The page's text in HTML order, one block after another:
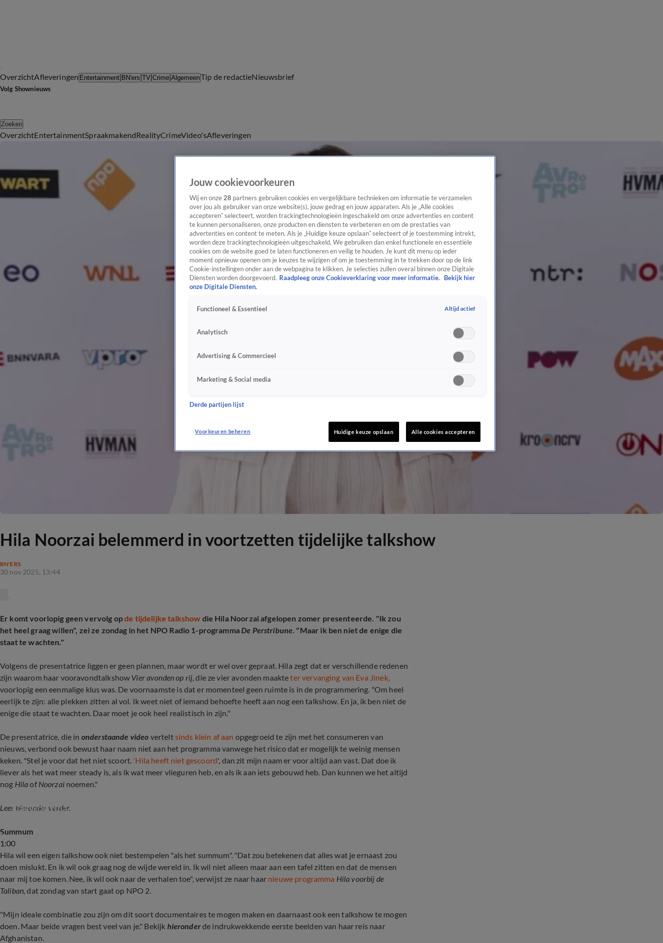
OverzichtAfleveringen Entertainment BN'ers TV Crime AlgemeenTip de redactieNieuwsbrief
Volg Shownieuws
Zoeken
OverzichtEntertainmentSpraakmakendRealityCrimeVideo'sAfleveringen
Hila Noorzai belemmerd in voortzetten tijdelijke talkshow
BN'ERS
30 nov 2025, 13:44
Er komt voorlopig geen vervolg opde tijdelijke talkshow die Hila Noorzai afgelopen zomer presenteerde. "Ik zou
het heel graag willen", zei ze zondag in het NPO Radio 1-programmaDe Perstribune. "Maar ik ben niet de enige die
staat te wachten."
Volgens de presentatrice liggen er geen plannen, maar wordt er wel over gepraat. Hila zegt dat er verschillende redenen
zijn waarom haar vooravondtalkshow Vier avonden op rij, die ze vier avonden maakteter vervanging van Eva Jinek,
voorlopig een eenmalige klus was. De voornaamste is dat er momenteel geen ruimte is in de programmering. "Om heel
eerlijk te zijn: alle plekken zitten al vol. Ik weet niet of iemand behoefte heeft aan nog een talkshow. En ja, ik ben niet de
enige die staat te wachten. Daar moet je ook heel realistisch in zijn."
De presentatrice, die in onderstaande video verteltsinds klein af aan opgegroeid te zijn met het consumeren van
nieuws, verbond ook bewust haar naam niet aan het programma vanwege het risico dat er mogelijk te weinig mensen
keken. "Stel je voor dat het niet scoort. 'Hila heeft niet gescoord', dan zit mijn naam er voor altijd aan vast. Dat doe ik
liever als het wat meer steady is, als ik wat meer vlieguren heb, en als ik aan iets gebouwd heb. Dan kunnen we het altijd
nog Hilaof Noorzai noemen."
Lees hieronder verder.
1:00
Dagvlog Hila Noorzai met carrière-verhaal
Summum
Hila wil een eigen talkshow ook niet bestempelen "als het summum". "Dat zou betekenen dat alles wat je ernaast zou
doen mislukt. En ik wil ook graag nog de wijde wereld in. Ik wil niet alleen maar aan een tafel zitten en dat de mensen
naar mij toe komen. Nee, ik wil ook naar de verhalen toe", verwijst ze naar haar nieuwe programma Hila voorbij de
Taliban, dat zondag van start gaat op NPO 2.
"Mijn ideale combinatie zou zijn om dit soort documentaires te mogen maken en daarnaast ook een talkshow te mogen
doen. Maar beide vragen best veel van je." Bekijk hieronderde indrukwekkende eerste beelden van haar reis naar
Afghanistan.
Jouw cookievoorkeuren
Wij en onze 28 partners gebruiken cookies en vergelijkbare technieken om informatie te verzamelen
over jou als gebruiker van onze website(s), jouw gedrag en jouw apparaten. Als je „Alle cookies
accepteren” selecteert, worden trackingtechnologieën ingeschakeld om onze advertenties en content
te kunnen personaliseren, onze producten en diensten te verbeteren en om de prestaties van
advertenties en content te meten. Als je „Huidige keuze opslaan” selecteert of je toestemming intrekt,
worden deze trackingtechnologieën uitgeschakeld. We gebruiken dan enkel functionele en essentiële
cookies om de website goed te laten functioneren en veilig te houden. Je kunt dit menu op ieder
moment opnieuw openen om je keuzes te wijzigen of om je toestemming in te trekken door op de link
Cookie-instellingen onder aan de webpagina te klikken. Je selecties zullen overal binnen onze Digitale
Diensten worden doorgevoerd. Raadpleeg onze Cookieverklaring voor meer informatie.
Bekijk hier
onze Digitale Diensten.
Functioneel & Essentieel Altijd actief
Analytisch
Advertising & Commercieel
Marketing & Social media
Derde partijen lijst
Voorkeuren beheren Huidige keuze opslaan Alle cookies accepteren